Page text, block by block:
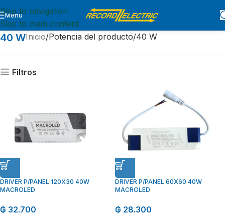
Skip to navigation
Skip to main content
Menu
40 WInicio Potencia del producto 40 W
Filtros
DRIVER P/PANEL 120X30 40W
MACROLED
₲ 32.700
DRIVER P/PANEL 60X60 40W
MACROLED
₲ 28.300